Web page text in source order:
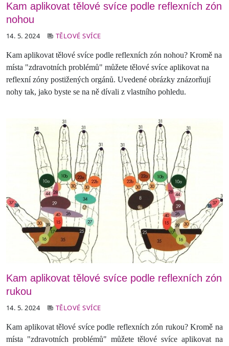
Kam aplikovat tělové svíce podle reflexních zón
nohou
14. 5. 2024 TĚLOVÉ SVÍCE
Kam aplikovat tělové svíce podle reflexních zón nohou? Kromě na
místa "zdravotních problémů" můžete tělové svíce aplikovat na
reflexní zóny postižených orgánů. Uvedené obrázky znázorňují
nohy tak, jako byste se na ně dívali z vlastního pohledu.
Kam aplikovat tělové svíce podle reflexních zón
rukou
14. 5. 2024 TĚLOVÉ SVÍCE
Kam aplikovat tělové svíce podle reflexních zón rukou? Kromě na
místa "zdravotních problémů" můžete tělové svíce aplikovat na